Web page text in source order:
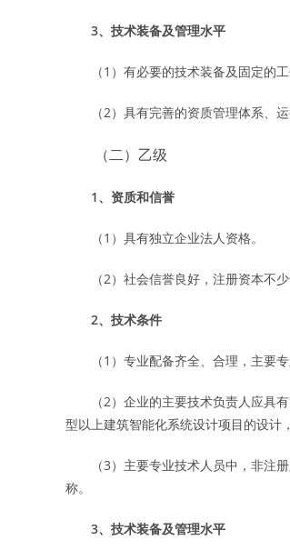
3、技术装备及管理水平
（1）有必要的技术装备及固定的工
（2）具有完善的资质管理体系、运
（二）乙级
1、资质和信誉
（1）具有独立企业法人资格。
（2）社会信誉良好，注册资本不少
2、技术条件
（1）专业配备齐全、合理，主要专
（2）企业的主要技术负责人应具有
型以上建筑智能化系统设计项目的设计
（3）主要专业技术人员中，非注册
称。
3、技术装备及管理水平